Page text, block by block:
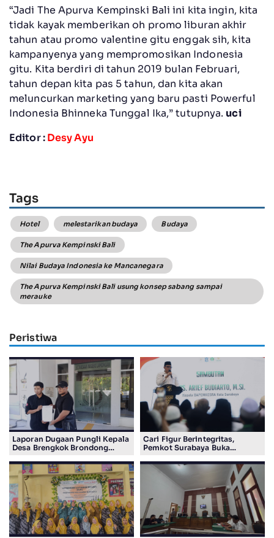
“Jadi The Apurva Kempinski Bali ini kita ingin, kita
tidak kayak memberikan oh promo liburan akhir
tahun atau promo valentine gitu enggak sih, kita
kampanyenya yang mempromosikan Indonesia
gitu. Kita berdiri di tahun 2019 bulan Februari,
tahun depan kita pas 5 tahun, dan kita akan
meluncurkan marketing yang baru pasti Powerful
Indonesia Bhinneka Tunggal Ika,” tutupnya. uci
Editor :Desy Ayu
Tags
Hotel melestarikan budaya Budaya
The Apurva Kempinski Bali
Nilai Budaya Indonesia ke Mancanegara
The Apurva Kempinski Bali usung konsep sabang sampai
merauke
Peristiwa
Laporan Dugaan Pungli Kepala
Desa Brengkok Brondong
Lamongan
Cari Figur Berintegritas,
Pemkot Surabaya Buka
BAZNAS Periode 2026–2031